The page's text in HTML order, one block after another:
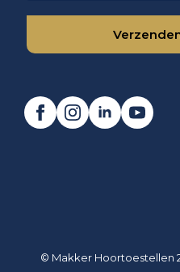
© Makker Hoortoestellen